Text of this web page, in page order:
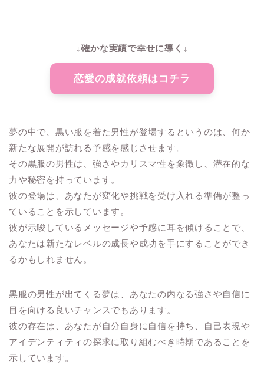
↓確かな実績で幸せに導く↓
恋愛の成就依頼はコチラ
夢の中で、黒い服を着た男性が登場するというのは、何か
新たな展開が訪れる予感を感じさせます。
その黒服の男性は、強さやカリスマ性を象徴し、潜在的な
力や秘密を持っています。
彼の登場は、あなたが変化や挑戦を受け入れる準備が整っ
ていることを示しています。
彼が示唆しているメッセージや予感に耳を傾けることで、
あなたは新たなレベルの成長や成功を手にすることができ
るかもしれません。
黒服の男性が出てくる夢は、あなたの内なる強さや自信に
目を向ける良いチャンスでもあります。
彼の存在は、あなたが自分自身に自信を持ち、自己表現や
アイデンティティの探求に取り組むべき時期であることを
示しています。